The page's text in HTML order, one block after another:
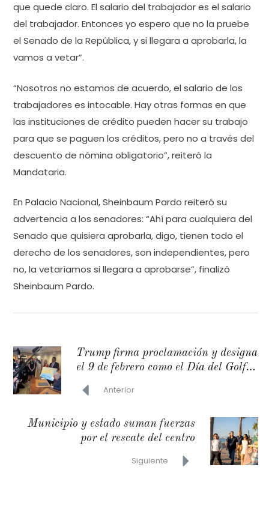
que quede claro. El salario del trabajador es el salario
del trabajador. Entonces yo espero que no la pruebe
el Senado de la República, y si llegara a aprobarla, la
vamos a vetar”.
“Nosotros no estamos de acuerdo, el salario de los
trabajadores es intocable. Hay otras formas en que
las instituciones de crédito pueden hacer su trabajo
para que se paguen los créditos, pero no a través del
descuento de nómina obligatorio”, reiteró la
Mandataria.
En Palacio Nacional, Sheinbaum Pardo reiteró su
advertencia a los senadores: “Ahí para cualquiera del
Senado que quisiera aprobarla, digo, tienen todo el
derecho de los senadores, son independientes, pero
no, la vetaríamos si llegara a aprobarse”, finalizó
Sheinbaum Pardo.
Trump firma proclamación y designa
el 9 de febrero como el Día del Golfo
de América
Anterior
Municipio y estado suman fuerzas
por el rescate del centro
Siguiente